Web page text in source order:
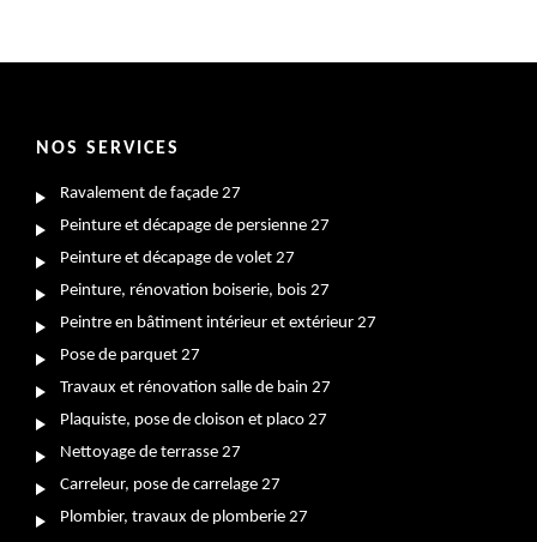
NOS SERVICES
Ravalement de façade 27
Peinture et décapage de persienne 27
Peinture et décapage de volet 27
Peinture, rénovation boiserie, bois 27
Peintre en bâtiment intérieur et extérieur 27
Pose de parquet 27
Travaux et rénovation salle de bain 27
Plaquiste, pose de cloison et placo 27
Nettoyage de terrasse 27
Carreleur, pose de carrelage 27
Plombier, travaux de plomberie 27